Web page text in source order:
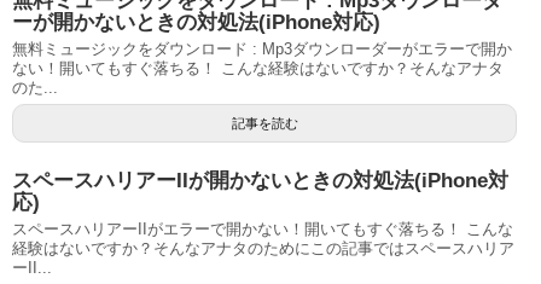
ーが開かないときの対処法(iPhone対応)
無料ミュージックをダウンロード : Mp3ダウンローダーがエラーで開か
ない！開いてもすぐ落ちる！ こんな経験はないですか？そんなアナタ
のた...
記事を読む
スペースハリアーIIが開かないときの対処法(iPhone対
応)
スペースハリアーIIがエラーで開かない！開いてもすぐ落ちる！ こんな
経験はないですか？そんなアナタのためにこの記事ではスペースハリア
ーII...